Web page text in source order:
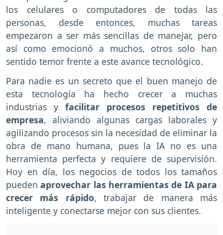
los celulares o computadores de todas las
personas, desde entonces, muchas tareas
empezaron a ser más sencillas de manejar, pero
así como emocionó a muchos, otros solo han
sentido temor frente a este avance tecnológico.
Para nadie es un secreto que el buen manejo de
esta tecnología ha hecho crecer a muchas
industrias y facilitar procesos repetitivos de
empresa, aliviando algunas cargas laborales y
agilizando procesos sin la necesidad de eliminar la
obra de mano humana, pues la IA no es una
herramienta perfecta y requiere de supervisión.
Hoy en día, los negocios de todos los tamaños
puedenaprovechar las herramientas de IA para
crecer más rápido, trabajar de manera más
inteligente y conectarse mejor con sus clientes.